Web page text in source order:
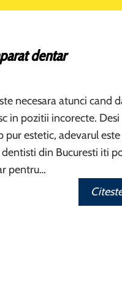
dentar
necesara atunci cand
in pozitii incorecte.
pur estetic, adevarul
din Bucuresti iti
pentru…